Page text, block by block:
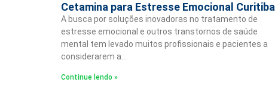
Cetamina para Estresse Emocional Curitiba
A busca por soluções inovadoras no tratamento de
estresse emocional e outros transtornos de saúde
mental tem levado muitos profissionais e pacientes a
considerarem a…
Continue lendo »